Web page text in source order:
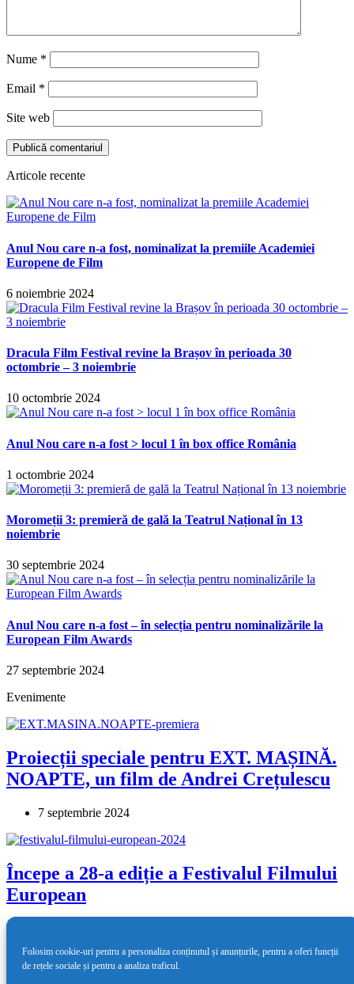
Nume *
Email *
Site web
Articole recente
Anul Nou care n-a fost, nominalizat la premiile Academiei
Europene de Film
6 noiembrie 2024
Dracula Film Festival revine la Brașov în perioada 30
octombrie – 3 noiembrie
10 octombrie 2024
Anul Nou care n-a fost > locul 1 în box office România
1 octombrie 2024
Moromeții 3: premieră de gală la Teatrul Național în 13
noiembrie
30 septembrie 2024
Anul Nou care n-a fost – în selecția pentru nominalizările la
European Film Awards
27 septembrie 2024
Evenimente
Proiecții speciale pentru EXT. MAȘINĂ.
NOAPTE, un film de Andrei Crețulescu
7 septembrie 2024
Începe a 28-a ediție a Festivalul Filmului
European
Folosim cookie-uri pentru a personaliza conținutul și anunțurile, pentru a oferi funcții
de rețele sociale și pentru a analiza traficul.